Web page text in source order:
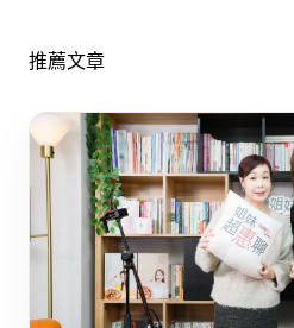
推薦文章